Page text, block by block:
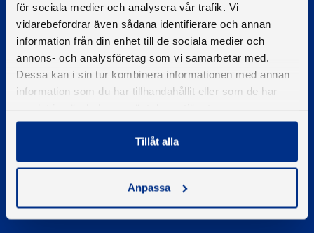
för sociala medier och analysera vår trafik. Vi
vidarebefordrar även sådana identifierare och annan
information från din enhet till de sociala medier och
annons- och analysföretag som vi samarbetar med.
Dessa kan i sin tur kombinera informationen med annan
information som du har tillhandahållit eller som de har
Tillåt alla
Anpassa
© 2026 - Svenska Båtunionen
Information om cookies
PIGMENT WEBBYRÅ
E-post